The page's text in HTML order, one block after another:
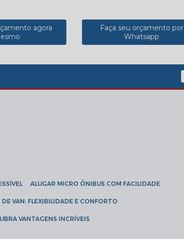
agora
Faça seu orçamento por
Whatsapp
ALUGAR MICRO ÔNIBUS COM FACILIDADE
DE VAN: FLEXIBILIDADE E CONFORTO
VANTAGENS INCRÍVEIS